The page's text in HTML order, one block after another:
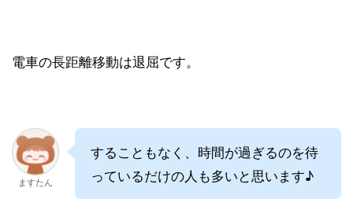
電車の長距離移動は退屈です。
ますたん
することもなく、時間が過ぎるのを待
っているだけの人も多いと思います♪